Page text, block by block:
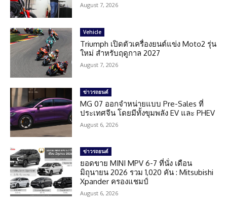
August 7, 2026
Vehicle
Triumph เปิดตัวเครื่องยนต์แข่ง Moto2 รุ่น
ใหม่ สำหรับฤดูกาล 2027
August 7, 2026
ข่าวรถยนต์
MG 07 ออกจำหน่ายแบบ Pre-Sales ที่
ประเทศจีน โดยมีทั้งขุมพลัง EV และ PHEV
August 6, 2026
ข่าวรถยนต์
ยอดขาย MINI MPV 6-7 ที่นั่ง เดือน
มิถุนายน 2026 รวม 1,020 คัน : Mitsubishi
Xpander ครองแชมป์
August 6, 2026